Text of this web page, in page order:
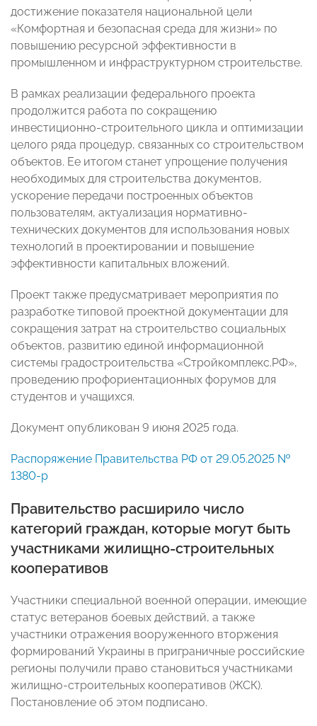
достижение показателя национальной цели
«Комфортная и безопасная среда для жизни» по
повышению ресурсной эффективности в
промышленном и инфраструктурном строительстве.
В рамках реализации федерального проекта
продолжится работа по сокращению
инвестиционно-строительного цикла и оптимизации
целого ряда процедур, связанных со строительством
объектов. Ее итогом станет упрощение получения
необходимых для строительства документов,
ускорение передачи построенных объектов
пользователям, актуализация нормативно-
технических документов для использования новых
технологий в проектировании и повышение
эффективности капитальных вложений.
Проект также предусматривает мероприятия по
разработке типовой проектной документации для
сокращения затрат на строительство социальных
объектов, развитию единой информационной
системы градостроительства «Стройкомплекс.РФ»,
проведению профориентационных форумов для
студентов и учащихся.
Документ опубликован 9 июня 2025 года.
Распоряжение Правительства РФ от 29.05.2025 №
1380-р
Правительство расширило число
категорий граждан, которые могут быть
участниками жилищно-строительных
кооперативов
Участники специальной военной операции, имеющие
статус ветеранов боевых действий, а также
участники отражения вооруженного вторжения
формирований Украины в приграничные российские
регионы получили право становиться участниками
жилищно-строительных кооперативов (ЖСК).
Постановление об этом подписано.